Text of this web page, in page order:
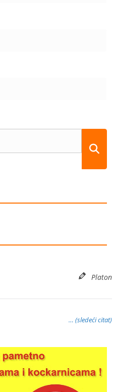
Platon
… (sledeći citat)